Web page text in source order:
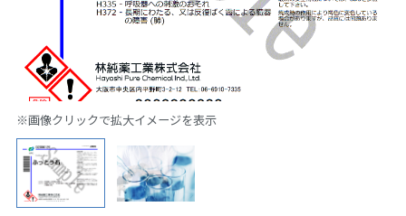
※画像クリックで拡大イメージを表示